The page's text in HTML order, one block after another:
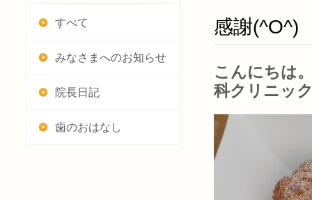
すべて
みなさまへのお知らせ
院長日記
歯のおはなし
感謝(^O^)
こんにちは
科クリニッ